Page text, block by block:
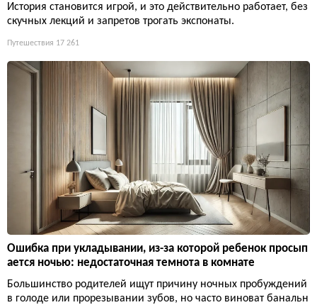
История становится игрой, и это действительно работает, без
скучных лекций и запретов трогать экспонаты.
Путешествия 17 261
Ошибка при укладывании, из-за которой ребенок просып
ается ночью: недостаточная темнота в комнате
Большинство родителей ищут причину ночных пробуждений
в голоде или прорезывании зубов, но часто виноват банальн